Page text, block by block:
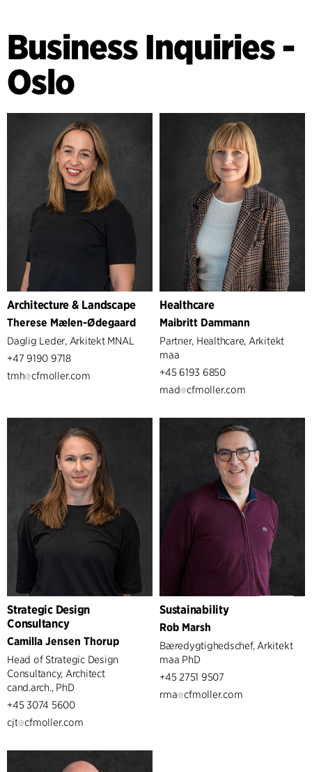
Business Inquiries -
Oslo
Architecture & Landscape
Therese Mælen-Ødegaard
Daglig Leder, Arkitekt MNAL
+47 9190 9718
tmh
cfmoller.com
Healthcare
Maibritt Dammann
Partner, Healthcare, Arkitekt
maa
+45 6193 6850
mad
cfmoller.com
Strategic Design
Consultancy
Camilla Jensen Thorup
Head of Strategic Design
Consultancy, Architect
cand.arch., PhD
+45 3074 5600
cjt
cfmoller.com
Sustainability
Rob Marsh
Bæredygtighedschef, Arkitekt
maa PhD
+45 2751 9507
rma
cfmoller.com